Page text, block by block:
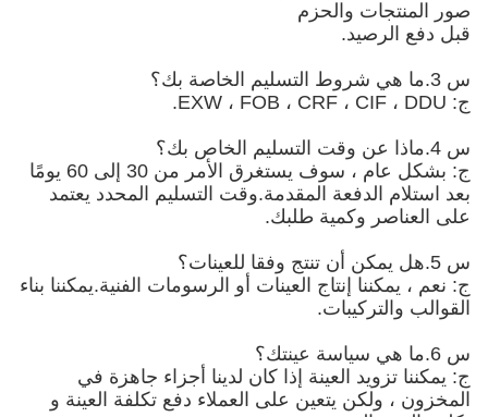
صور المنتجات والحزم
قبل دفع الرصيد.
س 3.ما هي شروط التسليم الخاصة بك؟
ج: EXW ، FOB ، CRF ، CIF ، DDU.
س 4.ماذا عن وقت التسليم الخاص بك؟
ج: بشكل عام ، سوف يستغرق الأمر من 30 إلى 60 يومًا
بعد استلام الدفعة المقدمة.وقت التسليم المحدد يعتمد
على العناصر وكمية طلبك.
س 5.هل يمكن أن تنتج وفقا للعينات؟
ج: نعم ، يمكننا إنتاج العينات أو الرسومات الفنية.يمكننا بناء
القوالب والتركيبات.
س 6.ما هي سياسة عينتك؟
ج: يمكننا تزويد العينة إذا كان لدينا أجزاء جاهزة في
المخزون ، ولكن يتعين على العملاء دفع تكلفة العينة و